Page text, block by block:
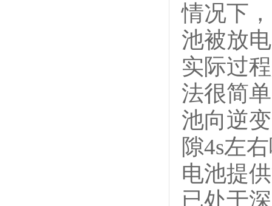
情况下
池被放
实际过
法很简
池向逆
隙4s左
电池提
已处于